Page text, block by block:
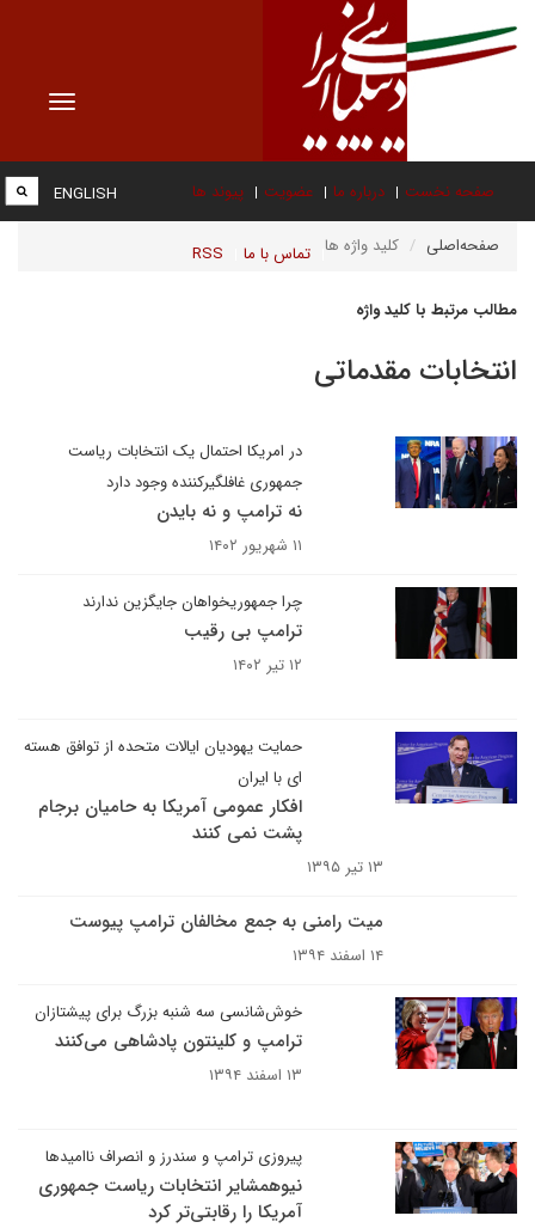
Toggle
صفحه نخست درباره ما عضویت پیوند ها
تماس با ما RSS
ENGLISH
صفحه‌اصلی کلید واژه ها
مطالب مرتبط با کلید واژه
انتخابات مقدماتی
در امریکا احتمال یک انتخابات ریاست
جمهوری غافلگیرکننده وجود دارد
نه ترامپ و نه بایدن
۱۱ شهریور ۱۴۰۲
چرا جمهوریخواهان جایگزین ندارند
ترامپ بی رقیب
۱۲ تیر ۱۴۰۲
حمایت یهودیان ایالات متحده از توافق هسته
ای با ایران
افکار عمومی آمریکا به حامیان برجام
پشت نمی کنند
۱۳ تیر ۱۳۹۵
میت رامنی به جمع مخالفان ترامپ پیوست
۱۴ اسفند ۱۳۹۴
خوش‌شانسی سه شنبه بزرگ برای پیشتازان
ترامپ و کلینتون پادشاهی می‌کنند
۱۳ اسفند ۱۳۹۴
پیروزی ترامپ و سندرز و انصراف ناامیدها
نیوهمشایر انتخابات ریاست جمهوری
آمریکا را رقابتی‌تر کرد